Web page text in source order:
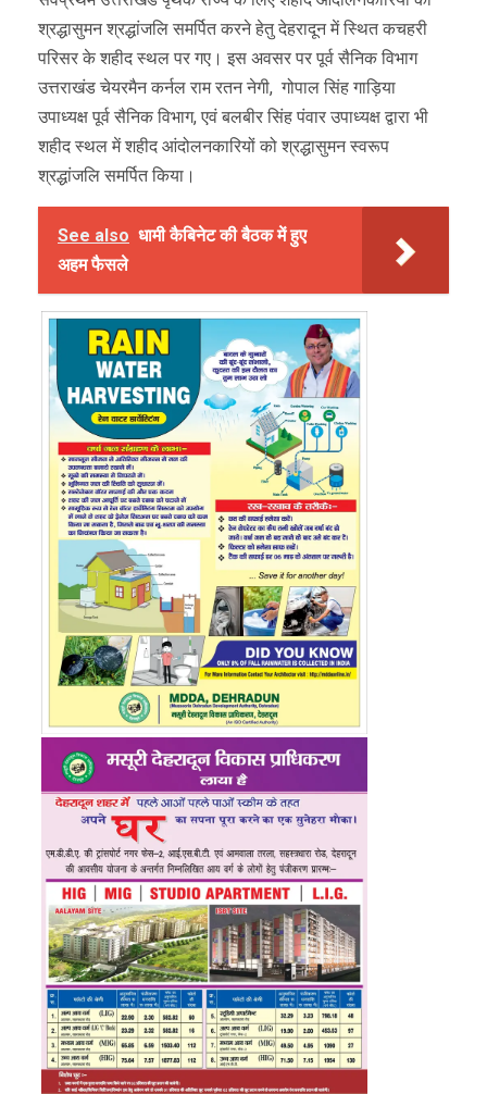
श्रद्धासुमन श्रद्धांजलि समर्पित करने हेतु देहरादून में स्थित कचहरी
परिसर के शहीद स्थल पर गए। इस अवसर पर पूर्व सैनिक विभाग
उत्तराखंड चेयरमैन कर्नल राम रतन नेगी, गोपाल सिंह गाड़िया
उपाध्यक्ष पूर्व सैनिक विभाग, एवं बलबीर सिंह पंवार उपाध्यक्ष द्वारा भी
शहीद स्थल में शहीद आंदोलनकारियों को श्रद्धासुमन स्वरूप
श्रद्धांजलि समर्पित किया।
See also धामी कैबिनेट की बैठक में हुए
अहम फैसले